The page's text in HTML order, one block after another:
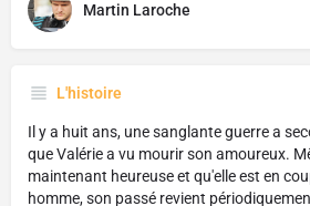
Martin Laroche
L'histoire
Il y a huit ans, une sanglante guerre a
que Valérie a vu mourir son amoureux.
maintenant heureuse et qu'elle est en
homme, son passé revient